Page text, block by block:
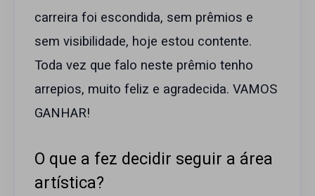
carreira foi escondida, sem prêmios e
sem visibilidade, hoje estou contente.
Toda vez que falo neste prêmio tenho
arrepios, muito feliz e agradecida. VAMOS
GANHAR!
O que a fez decidir seguir a área
artística?